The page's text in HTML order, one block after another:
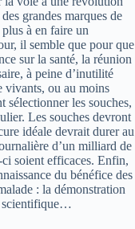
grandes marques de
à en faire un
il semble que pour que
sur la santé, la réunion
à peine d’inutilité
ou au moins
sélectionner les souches,
Les souches devront
idéale devrait durer au
d’un milliard de
soient efficaces. Enfin,
du bénéfice des
: la démonstration
scientifique…